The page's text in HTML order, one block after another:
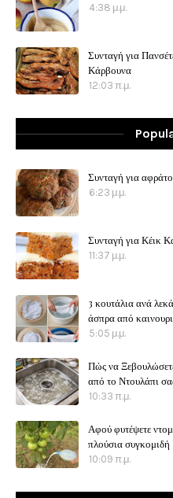
4:38 μ.μ.
Συνταγή για
Κάρβουνα
12:03 π.μ.
Συνταγή για
6:23 μ.μ.
Συνταγή για Κέικ
11:37 μ.μ.
3 κουτάλια ανά
άσπρα από
5:05 μ.μ.
Πώς να
από το Ντουλάπι
10:33 π.μ.
Αφού φυτέψετε
πλούσια συγκομιδή
10:09 π.μ.